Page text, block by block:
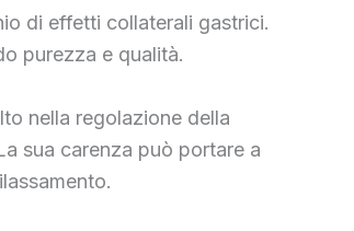
di effetti collaterali gastrici.
purezza e qualità.
nella regolazione della
sua carenza può portare a